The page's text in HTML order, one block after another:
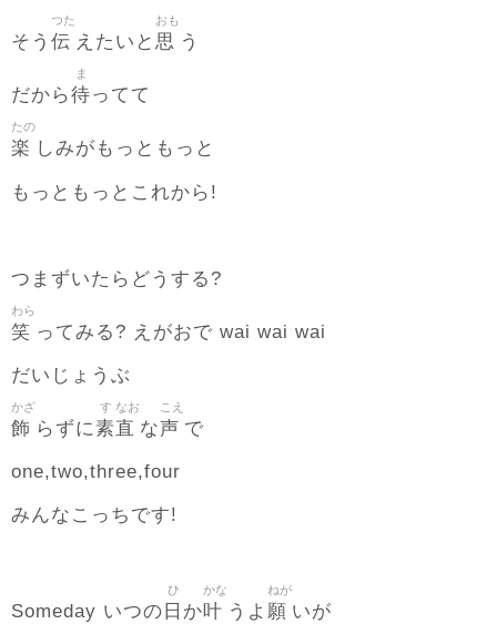
そう 伝
つた
えたいと 思
おも
う
だから待
ま
ってて
楽
たの
しみがもっともっと
もっともっとこれから!
つまずいたらどうする?
笑
わら
ってみる? えがおで wai wai wai
だいじょうぶ
飾
かざ
らずに素
す
直
なお
な声
こえ
で
one,two,three,four
みんなこっちです!
Someday いつの 日
ひ
か叶
かな
うよ 願
ねが
いが